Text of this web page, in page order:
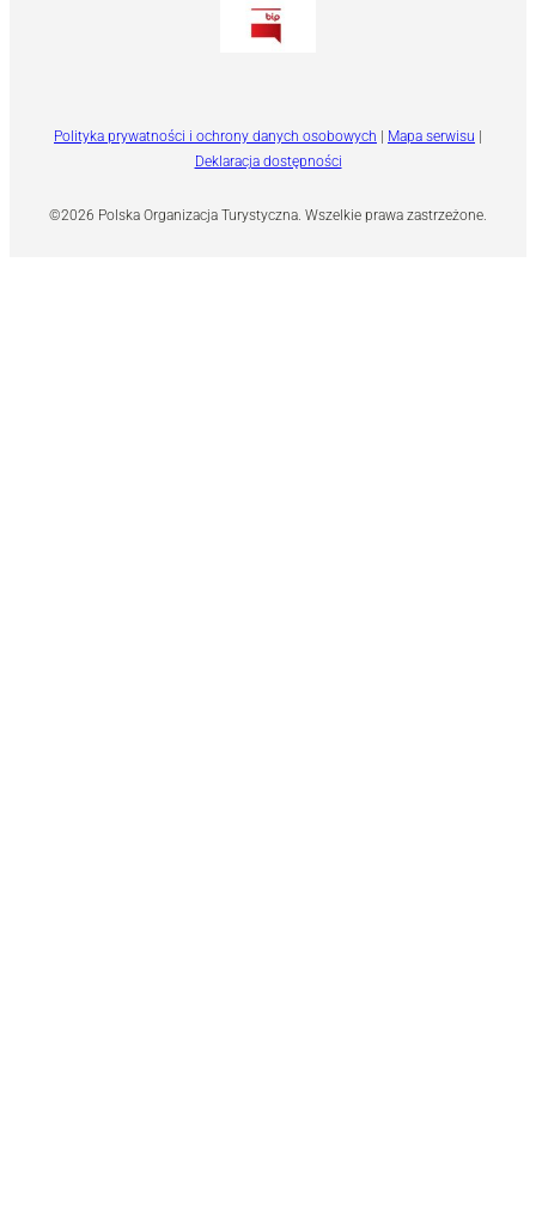
©2026 Polska Organizacja Turystyczna. Wszelkie prawa zastrzeżone.
Polityka prywatności i ochrony danych osobowych | Mapa serwisu |
Deklaracja dostępności